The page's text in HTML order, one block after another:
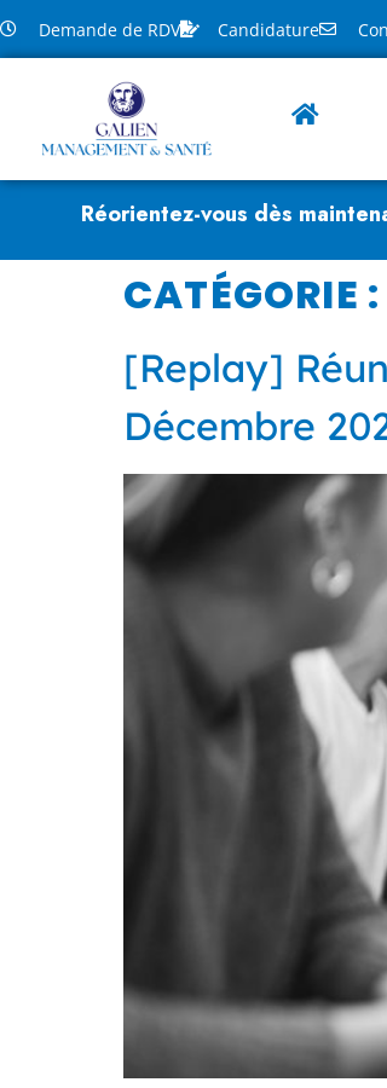
Demande de RDV Candidature
Réorientez-vous dès
CATÉGORIE :
[Replay]
Décembre